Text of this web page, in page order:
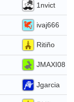
1nvict
ivaj666
Ritiño
JMAXI08
Jgarcia